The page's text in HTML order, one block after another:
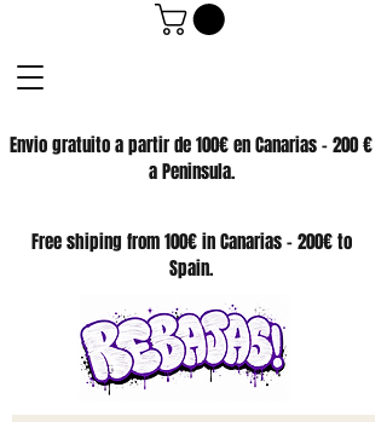
Envio gratuito a partir de 100€ en Canarias - 200 €
a Peninsula.
SKATE SHOP
Free shiping from 100€ in Canarias - 200€ to
Spain.